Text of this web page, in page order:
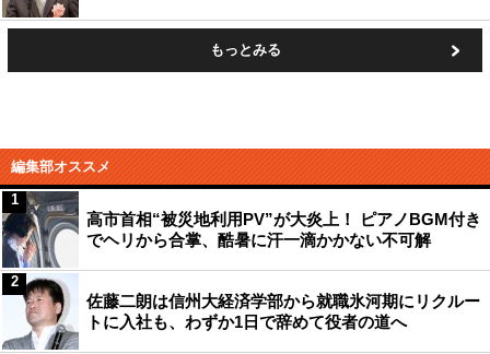
もっとみる
編集部オススメ
高市首相“被災地利用PV”が大炎上！ ピアノBGM付き
でヘリから合掌、酷暑に汗一滴かかない不可解
1
佐藤二朗は信州大経済学部から就職氷河期にリクルー
トに入社も、わずか1日で辞めて役者の道へ
2